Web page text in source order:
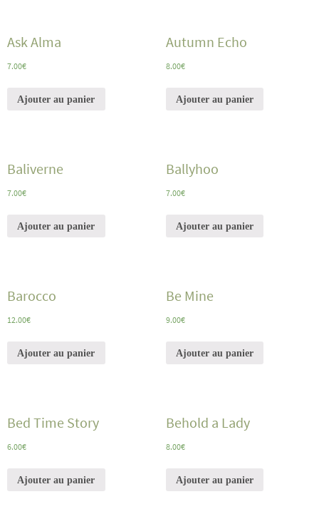
Ask Alma
7.00€
Ajouter au panier
Autumn Echo
8.00€
Ajouter au panier
Baliverne
7.00€
Ajouter au panier
Ballyhoo
7.00€
Ajouter au panier
Barocco
12.00€
Ajouter au panier
Be Mine
9.00€
Ajouter au panier
Bed Time Story
6.00€
Ajouter au panier
Behold a Lady
8.00€
Ajouter au panier